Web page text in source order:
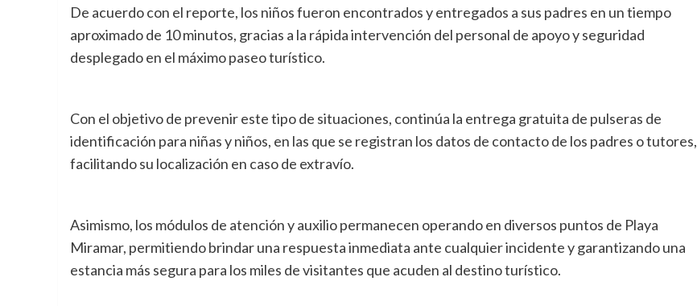
De acuerdo con el reporte, los niños fueron encontrados y entregados a sus padres en un tiempo
aproximado de 10 minutos, gracias a la rápida intervención del personal de apoyo y seguridad
desplegado en el máximo paseo turístico.
Con el objetivo de prevenir este tipo de situaciones, continúa la entrega gratuita de pulseras de
identificación para niñas y niños, en las que se registran los datos de contacto de los padres o tutores,
facilitando su localización en caso de extravío.
Asimismo, los módulos de atención y auxilio permanecen operando en diversos puntos de Playa
Miramar, permitiendo brindar una respuesta inmediata ante cualquier incidente y garantizando una
estancia más segura para los miles de visitantes que acuden al destino turístico.